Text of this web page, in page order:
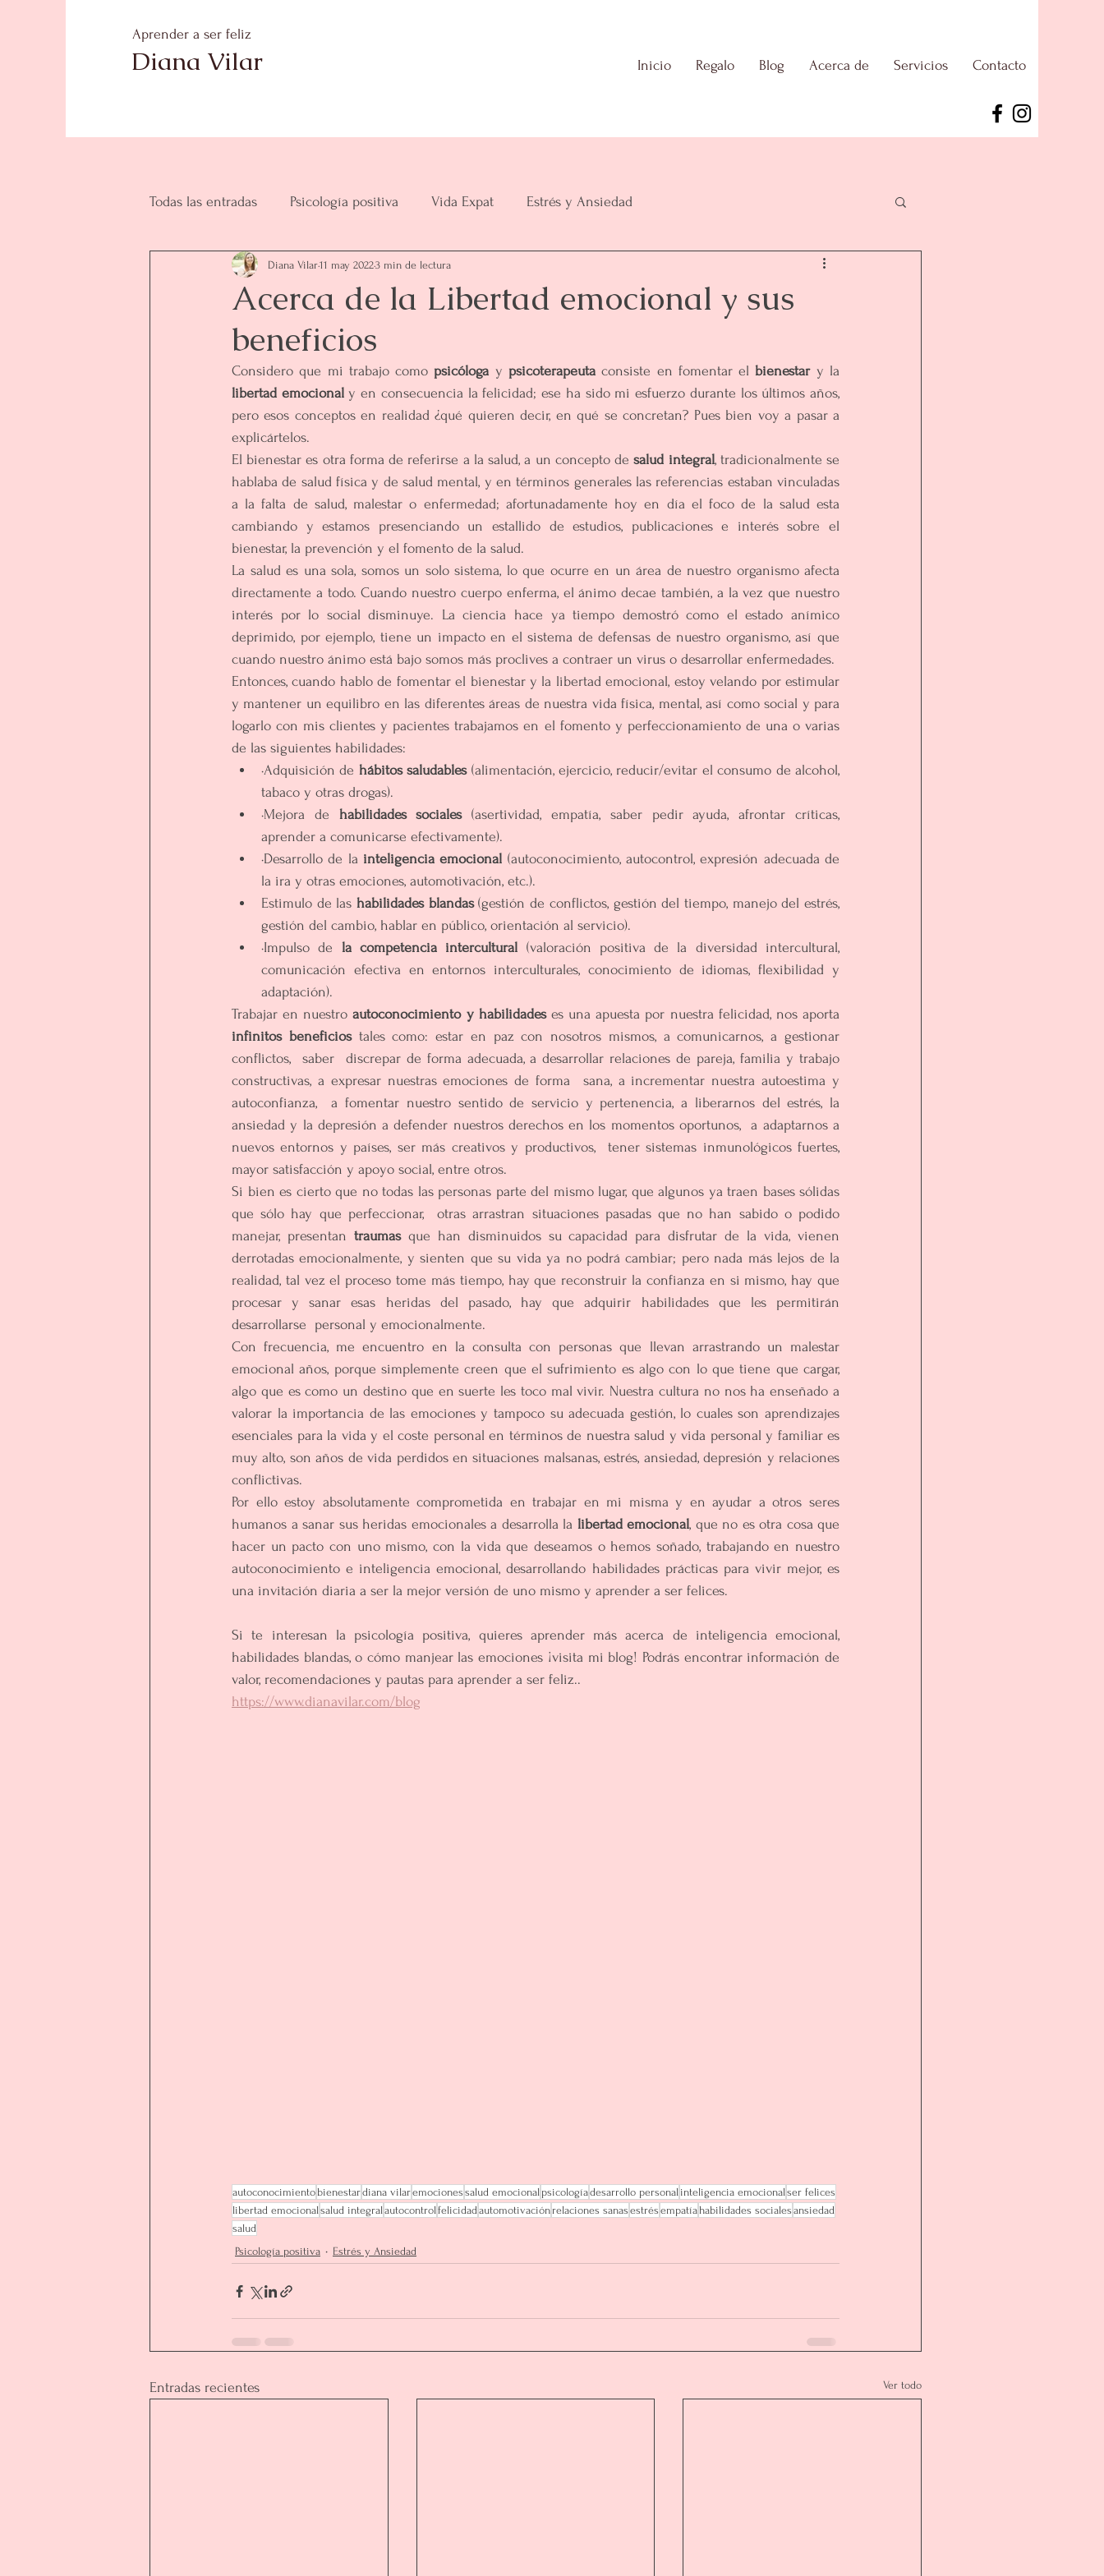
Aprender a ser feliz
Diana Vilar Inicio Regalo Blog Acerca de Servicios Contacto
Todas las entradas Psicología positiva Vida Expat Estrés y Ansiedad
Acerca de la Libertad emocional y sus
beneficios
Diana Vilar11 may 20223 min de lectura
Considero que mi trabajo como psicóloga y psicoterapeuta consiste en fomentar el bienestar
libertad emocional y en consecuencia la felicidad; ese ha sido mi esfuerzo durante los últimos años,
pero esos conceptos en realidad ¿qué quieren decir, en qué se concretan? Pues bien voy a pasar a
explicártelos.
El bienestar es otra forma de referirse a la salud, a un concepto de salud integral, tradicionalmente se
hablaba de salud física y de salud mental, y en términos generales las referencias estaban vinculadas
a la falta de salud, malestar o enfermedad; afortunadamente hoy en día el foco de la salud esta
cambiando y estamos presenciando un estallido de estudios, publicaciones e interés sobre el
bienestar, la prevención y el fomento de la salud.
La salud es una sola, somos un solo sistema, lo que ocurre en un área de nuestro organismo afecta
directamente a todo. Cuando nuestro cuerpo enferma, el ánimo decae también, a la vez que nuestro
interés por lo social disminuye. La ciencia hace ya tiempo demostró como el estado anímico
deprimido, por ejemplo, tiene un impacto en el sistema de defensas de nuestro organismo, así que
cuando nuestro ánimo está bajo somos más proclives a contraer un virus o desarrollar enfermedades.
Entonces, cuando hablo de fomentar el bienestar y la libertad emocional, estoy velando por estimular
y mantener un equilibro en las diferentes áreas de nuestra vida física, mental, así como social y para
logarlo con mis clientes y pacientes trabajamos en el fomento y perfeccionamiento de una o varias
de las siguientes habilidades:
·Adquisición de hábitos saludables (alimentación, ejercicio, reducir/evitar el consumo de alcohol,
tabaco y otras drogas).
·Mejora de habilidades sociales (asertividad, empatía, saber pedir ayuda, afrontar críticas,
aprender a comunicarse efectivamente).
·Desarrollo de la inteligencia emocional (autoconocimiento, autocontrol, expresión adecuada de
la ira y otras emociones, automotivación, etc.).
Estimulo de las habilidades blandas (gestión de conflictos, gestión del tiempo, manejo del estrés,
gestión del cambio, hablar en público, orientación al servicio).
·Impulso de la competencia intercultural (valoración positiva de la diversidad intercultural,
comunicación efectiva en entornos interculturales, conocimiento de idiomas, flexibilidad y
adaptación).
Trabajar en nuestro autoconocimiento y habilidades
infinitos beneficios tales como: estar en paz con nosotros mismos, a comunicarnos, a gestionar
conflictos,  saber  discrepar de forma adecuada, a desarrollar relaciones de pareja, familia y trabajo
constructivas, a expresar nuestras emociones de forma  sana, a incrementar nuestra autoestima y
autoconfianza,  a fomentar nuestro sentido de servicio y pertenencia, a liberarnos del estrés, la
ansiedad y la depresión a defender nuestros derechos en los momentos oportunos,  a adaptarnos a
nuevos entornos y países, ser más creativos y productivos,  tener sistemas inmunológicos fuertes,
mayor satisfacción y apoyo social, entre otros.
Si bien es cierto que no todas las personas parte del mismo lugar, que algunos ya traen bases sólidas
que sólo hay que perfeccionar,  otras arrastran situaciones pasadas que no han sabido o podido
manejar, presentan traumas que han disminuidos su capacidad para disfrutar de la vida, vienen
derrotadas emocionalmente, y sienten que su vida ya no podrá cambiar; pero nada más lejos de la
realidad, tal vez el proceso tome más tiempo, hay que reconstruir la confianza en si mismo, hay que
procesar y sanar esas heridas del pasado, hay que adquirir habilidades que les permitirán
desarrollarse  personal y emocionalmente.
Con frecuencia, me encuentro en la consulta con personas que llevan arrastrando un malestar
emocional años, porque simplemente creen que el sufrimiento es algo con lo que tiene que cargar,
algo que es como un destino que en suerte les toco mal vivir. Nuestra cultura no nos ha enseñado a
valorar la importancia de las emociones y tampoco su adecuada gestión, lo cuales son aprendizajes
esenciales para la vida y el coste personal en términos de nuestra salud y vida personal y familiar es
muy alto, son años de vida perdidos en situaciones malsanas, estrés, ansiedad, depresión y relaciones
conflictivas.
Por ello estoy absolutamente comprometida en trabajar en mi misma y en ayudar a otros seres
humanos a sanar sus heridas emocionales a desarrolla la libertad emocional, que no es otra cosa que
hacer un pacto con uno mismo, con la vida que deseamos o hemos soñado, trabajando en nuestro
autoconocimiento e inteligencia emocional, desarrollando habilidades prácticas para vivir mejor, es
una invitación diaria a ser la mejor versión de uno mismo y aprender a ser felices.
Si te interesan la psicología positiva, quieres aprender más acerca de inteligencia emocional,
habilidades blandas, o cómo manjear las emociones ¡visita mi blog! Podrás encontrar información de
valor, recomendaciones y pautas para aprender a ser feliz..
https://www.dianavilar.com/blog
autoconocimiento bienestardiana vilaremociones salud emocional psicologíadesarrollo personal inteligencia emocionalser felices
libertad emocionalsalud integralautocontrolfelicidadautomotivaciónrelaciones sanas estrés empatía habilidades sociales ansiedad
salud
Psicología positiva
Estrés y Ansiedad
Entradas recientes Ver todo